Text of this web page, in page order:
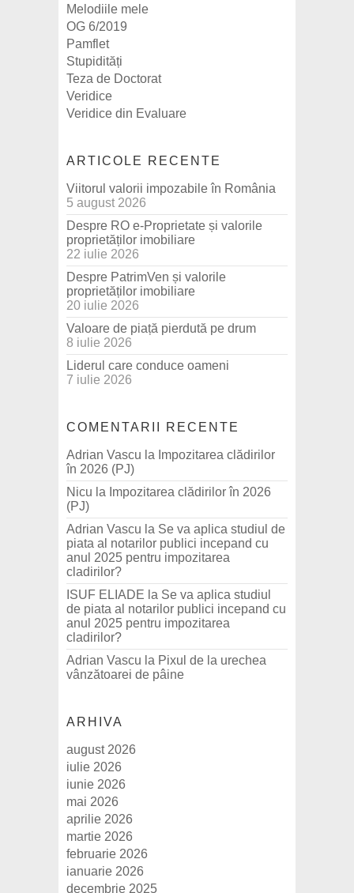
Melodiile mele
OG 6/2019
Pamflet
Stupidități
Teza de Doctorat
Veridice
Veridice din Evaluare
ARTICOLE RECENTE
Viitorul valorii impozabile în România
5 august 2026
Despre RO e-Proprietate și valorile
proprietăților imobiliare
22 iulie 2026
Despre PatrimVen și valorile
proprietăților imobiliare
20 iulie 2026
Valoare de piață pierdută pe drum
8 iulie 2026
Liderul care conduce oameni
7 iulie 2026
COMENTARII RECENTE
Adrian Vascu la Impozitarea clădirilor
în 2026 (PJ)
Nicu la Impozitarea clădirilor în 2026
(PJ)
Adrian Vascu la Se va aplica studiul de
piata al notarilor publici incepand cu
anul 2025 pentru impozitarea
cladirilor?
ISUF ELIADE la Se va aplica studiul
de piata al notarilor publici incepand cu
anul 2025 pentru impozitarea
cladirilor?
Adrian Vascu la Pixul de la urechea
vânzătoarei de pâine
ARHIVA
august 2026
iulie 2026
iunie 2026
mai 2026
aprilie 2026
martie 2026
februarie 2026
ianuarie 2026
decembrie 2025